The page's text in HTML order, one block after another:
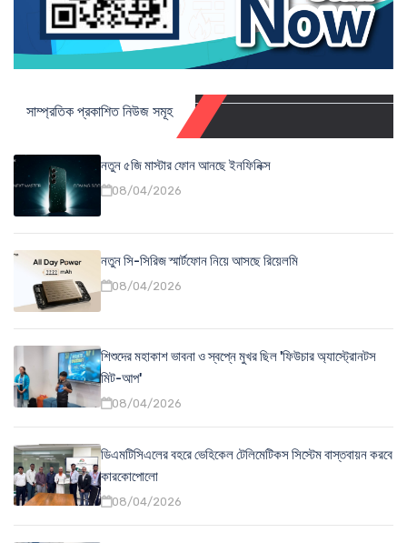
সাম্প্রতিক প্রকাশিত নিউজ সমূহ
নতুন ৫জি মাস্টার ফোন আনছে ইনফিনিক্স
08/04/2026
নতুন সি-সিরিজ স্মার্টফোন নিয়ে আসছে রিয়েলমি
08/04/2026
শিশুদের মহাকাশ ভাবনা ও স্বপ্নে মুখর ছিল 'ফিউচার অ্যাস্ট্রোনটস
মিট-আপ'
08/04/2026
ডিএমটিসিএলের বহরে ভেহিকেল টেলিমেটিকস সিস্টেম বাস্তবায়ন করবে
কারকোপোলো
08/04/2026